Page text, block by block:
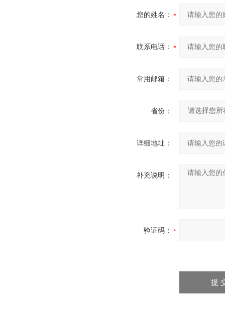
您的姓名：
联系电话：
常用邮箱：
省份：
详细地址：
补充说明：
验证码：